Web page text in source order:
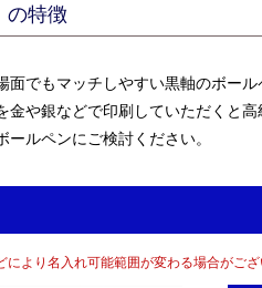
の特徴
でもマッチしやすい黒軸のボー
や銀などで印刷していただくと
ルペンにご検討ください。
より名入れ可能範囲が変わる場合がござ